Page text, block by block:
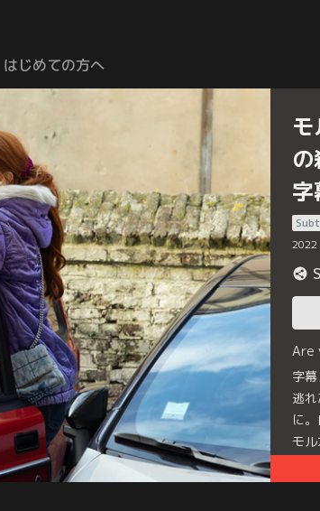
はじめての方へ
2022
Are
字
逃
に
モ
務